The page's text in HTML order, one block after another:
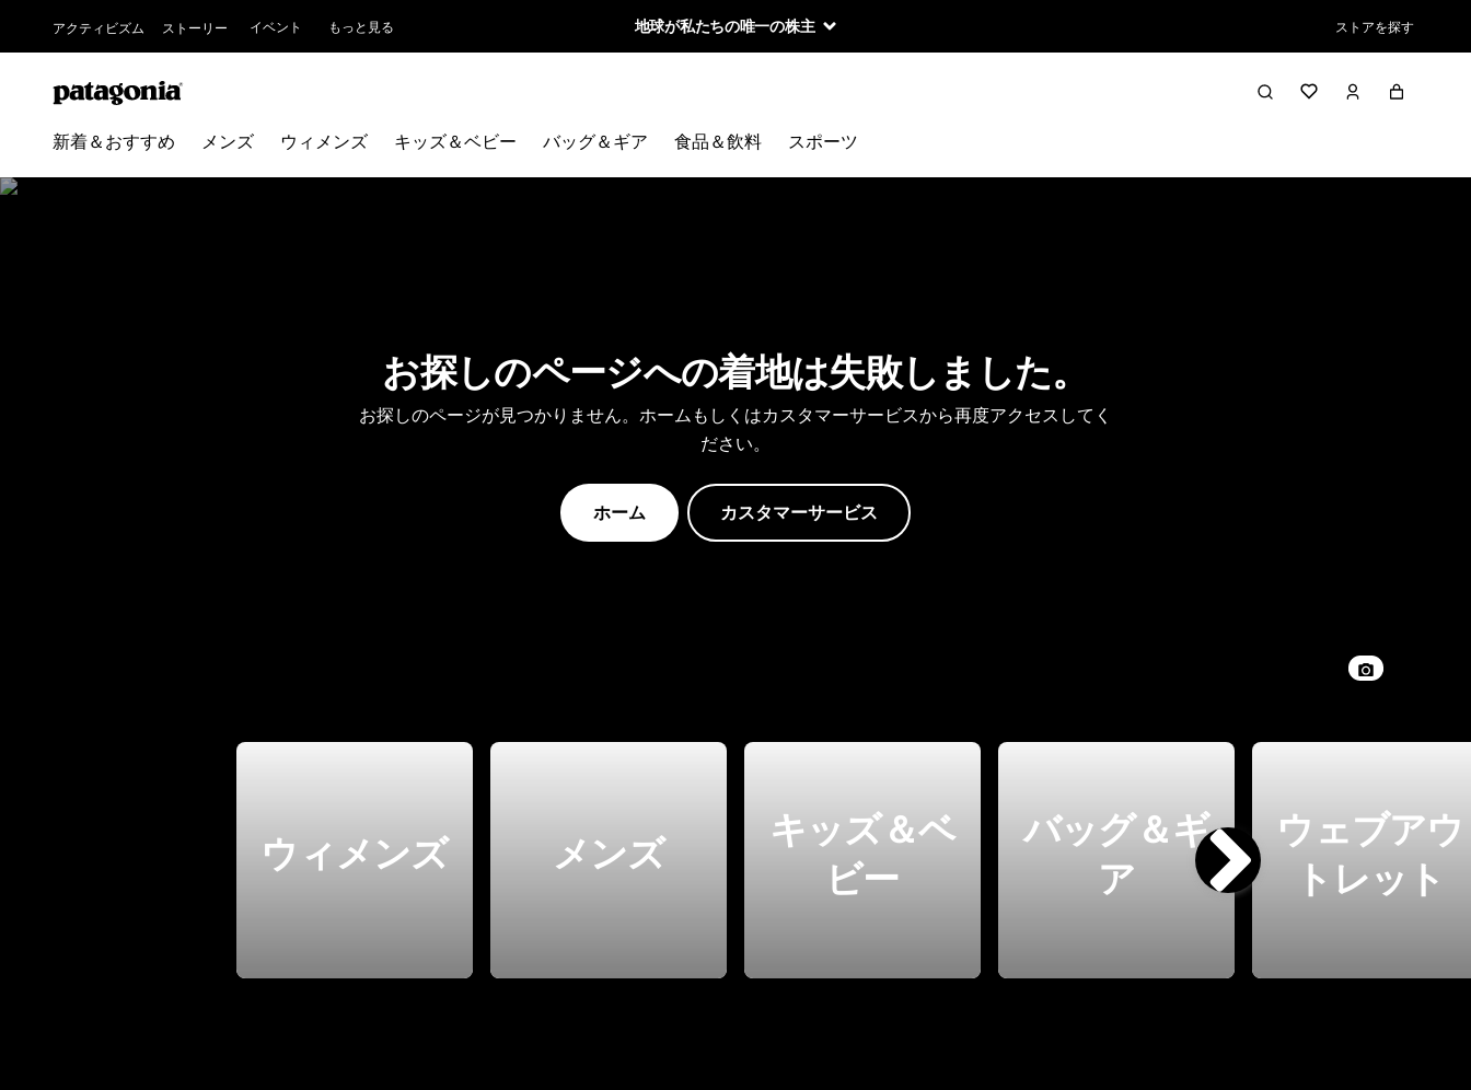
アクティビズム ストーリー イベント もっと見る 地球が私たちの唯一の株主 ストアを探す
新着＆おすすめ メンズ ウィメンズ キッズ＆ベビー バッグ＆ギア 食品＆飲料 スポーツ
お探しのページへの着地は失敗しました。
お探しのページが見つかりません。ホームもしくはカスタマーサービスから再度アクセスしてく
ださい。
ホーム カスタマーサービス
ウィメンズ メンズ
キッズ＆ベ
ビー
バッグ＆ギ
ア
ウェブアウ
トレット